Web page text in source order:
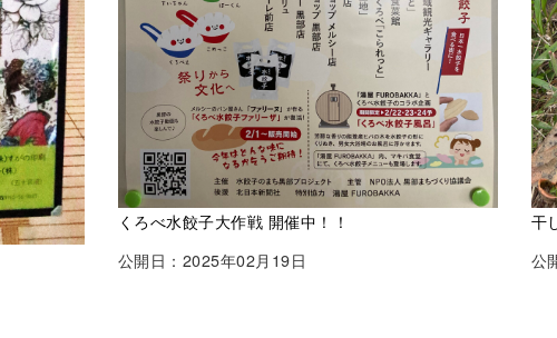
くろべ水餃子大作戦 開催中！！
公開日：2025年02月19日
干
公